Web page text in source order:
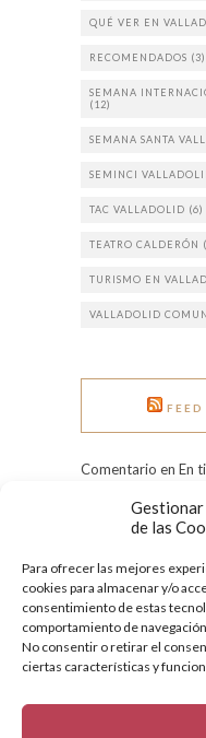
de las
Para ofrecer las mejores
cookies para almacenar y/o
consentimiento de estas
comportamiento de
No consentir o retirar el
ciertas características y
QUÉ VER EN
RECOMENDADOS (3)
SEMANA
(12)
SEMANA SANTA
SEMINCI
TAC VALLADOLID (6)
TEATRO CALDERÓN
TURISMO EN
VALLADOLID
Comentario en En
Comentario en
congelado en 1971
Comentario en Día
conoce a nueve
Quesecelebrahoy